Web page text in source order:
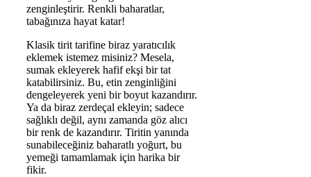
zenginleştirir. Renkli baharatlar,
tabağınıza hayat katar!
Klasik tirit tarifine biraz yaratıcılık
eklemek istemez misiniz? Mesela,
sumak ekleyerek hafif ekşi bir tat
katabilirsiniz. Bu, etin zenginliğini
dengeleyerek yeni bir boyut kazandırır.
Ya da biraz zerdeçal ekleyin; sadece
sağlıklı değil, aynı zamanda göz alıcı
bir renk de kazandırır. Tiritin yanında
sunabileceğiniz baharatlı yoğurt, bu
yemeği tamamlamak için harika bir
fikir.